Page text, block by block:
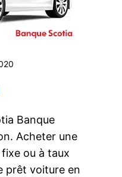
Banque
Acheter une
ou à taux
prêt voiture en